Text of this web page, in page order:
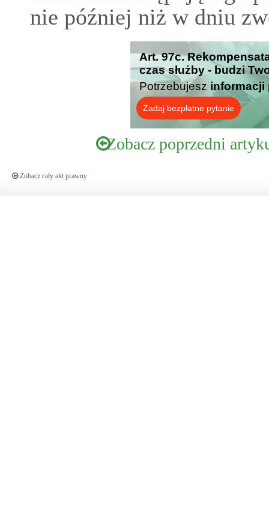
nie później niż w dniu
Art. 97c.
czas służby - budzi
Potrzebujesz informacji
Zadaj bezpłatne pytanie
Zobacz poprzedni
Zobacz cały akt prawny